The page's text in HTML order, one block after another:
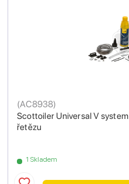
Scottoiler Universal V
řetězu
(AC8938)
1 Skladem